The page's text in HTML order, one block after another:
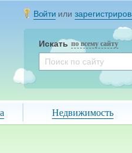
Войти или
Искать по всему сайту
Недвижимость